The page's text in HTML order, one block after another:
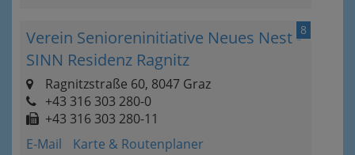
8
Verein Senioreninitiative Neues Nest -
SINN Residenz Ragnitz
Ragnitzstraße 60, 8047 Graz
+43 316 303 280-0
+43 316 303 280-11
E-Mail
Karte & Routenplaner